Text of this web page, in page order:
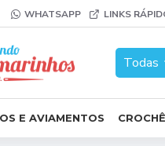
WHATSAPP LINKS
Todas
E AVIAMENTOS CROCHÊ